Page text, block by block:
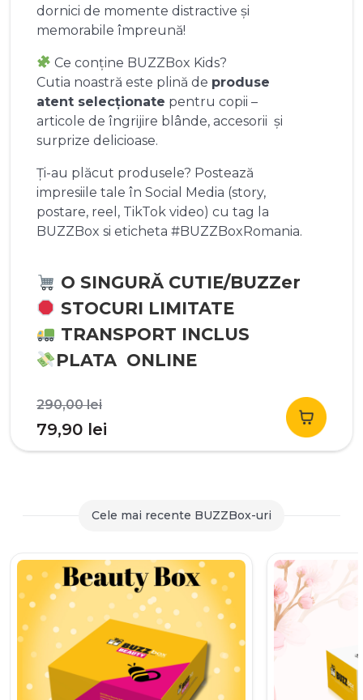
dornici de momente distractive și
memorabile împreună!
Ce conține BUZZBox Kids?
Cutia noastră este plină de produse
atent selecționate pentru copii –
articole de îngrijire blânde, accesorii și
surprize delicioase.
Ți-au plăcut produsele? Postează
impresiile tale în Social Media (story,
postare, reel, TikTok video) cu tag la
BUZZBox si eticheta #BUZZBoxRomania.
O SINGURĂ CUTIE/BUZZer
STOCURI LIMITATE
TRANSPORT INCLUS
PLATA ONLINE
290,00leiPrețul
inițial
a
290,00 lei.
79,90 lei
curent
79,90 lei.
Cele mai recente BUZZBox-uri